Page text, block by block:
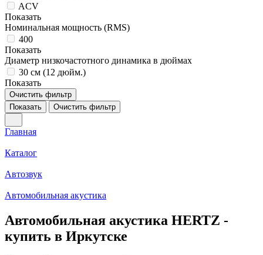
ACV
Показать
Номинальная мощность (RMS)
400
Показать
Диаметр низкочастотного динамика в дюймах
30 см (12 дюйм.)
Показать
Очистить фильтр
Показать
Очистить фильтр
Главная
Каталог
Автозвук
Автомобильная акустика
Автомобильная акустика HERTZ -
купить в Иркутске